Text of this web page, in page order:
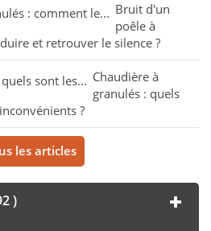
Bruit d'un
poêle à
et retrouver le silence ?
Chaudière à
granulés : quels
?
les articles
)